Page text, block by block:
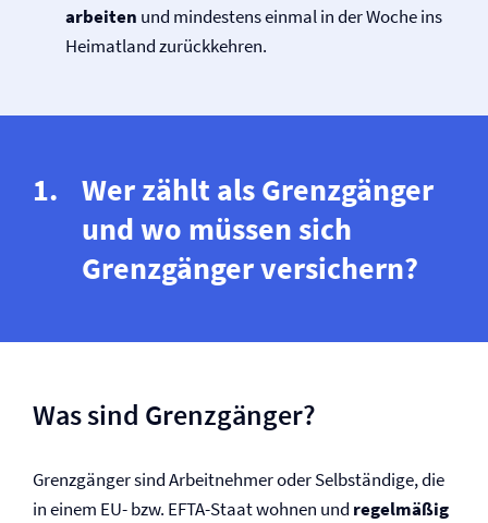
arbeiten und mindestens einmal in der Woche ins
Heimatland zurückkehren.
Wer zählt als Grenzgänger
und wo müssen sich
Grenzgänger versichern?
Was sind Grenzgänger?
Grenzgänger sind Arbeitnehmer oder Selbständige, die
in einem EU- bzw. EFTA-Staat wohnen und regelmäßig